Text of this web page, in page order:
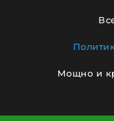
Мощно и